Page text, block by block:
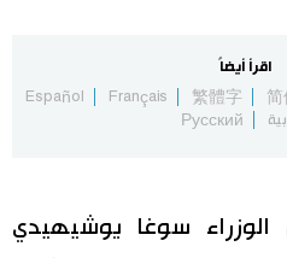
Русский
اقرأ أيضاً
繁體字
Français
Español
Русский
سوغا يوشيهيدي